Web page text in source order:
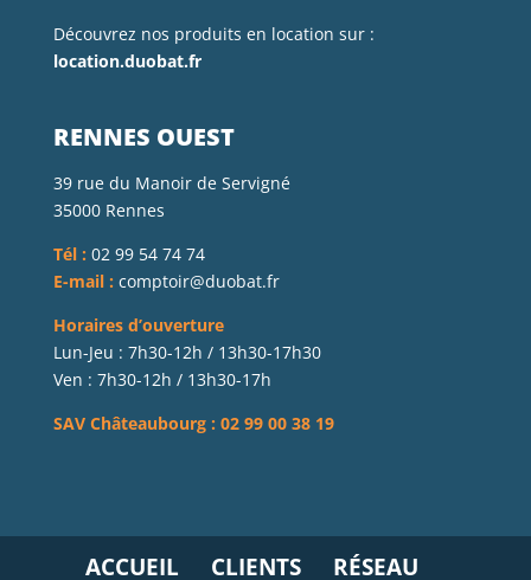
Découvrez nos produits en location sur :
location.duobat.fr
RENNES OUEST
39 rue du Manoir de Servigné
35000 Rennes
Tél : 02 99 54 74 74
E-mail : comptoir@duobat.fr
Horaires d’ouverture
Lun-Jeu : 7h30-12h / 13h30-17h30
Ven : 7h30-12h / 13h30-17h
SAV Châteaubourg : 02 99 00 38 19
ACCUEIL CLIENTS RÉSEAU